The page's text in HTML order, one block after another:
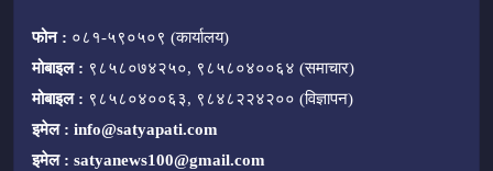
फोन : ०८१-५९०५०९ (कार्यालय)
मोबाइल : ९८५८०७४२५०, ९८५८०४००६४ (समाचार)
मोबाइल : ९८५८०४००६३, ९८४८२२४२०० (विज्ञापन)
इमेल : info@satyapati.com
इमेल : satyanews100@gmail.com